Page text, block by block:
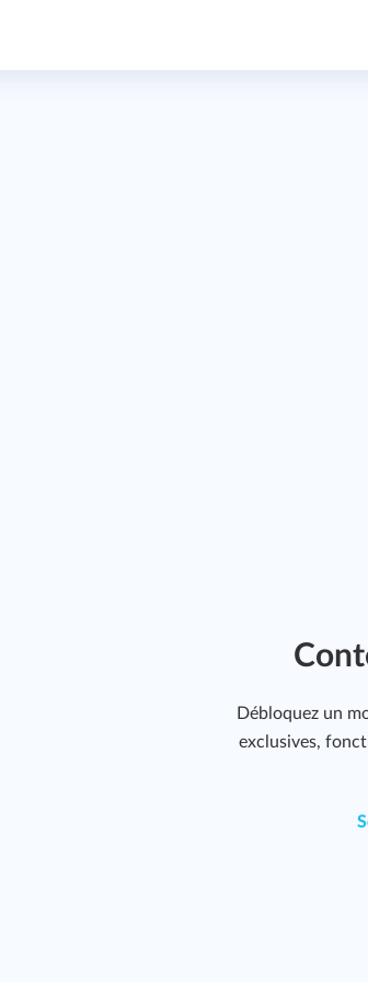
Débloquez un
exclusives,